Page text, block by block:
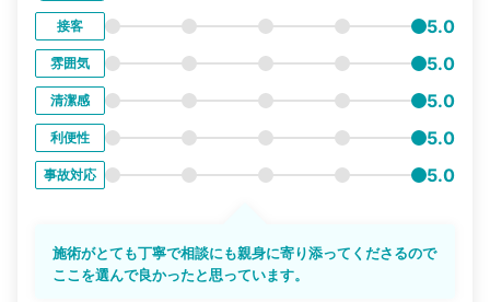
接客 5.0
雰囲気 5.0
清潔感 5.0
利便性 5.0
事故対応 5.0
施術がとても丁寧で相談にも親身に寄り添ってくださるので
ここを選んで良かったと思っています。